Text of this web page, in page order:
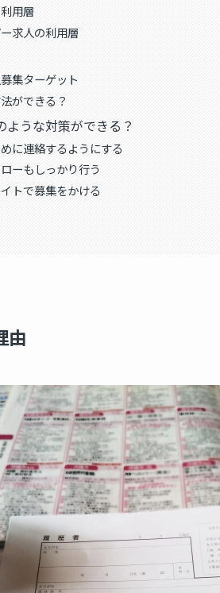
用層
求人の利用層
集ターゲット
ができる？
ような対策ができる？
に連絡するようにする
ーもしっかり行う
トで募集をかける
由